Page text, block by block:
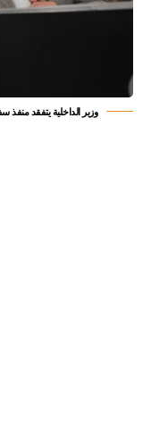
وزير الداخلية يتفقد منفذ